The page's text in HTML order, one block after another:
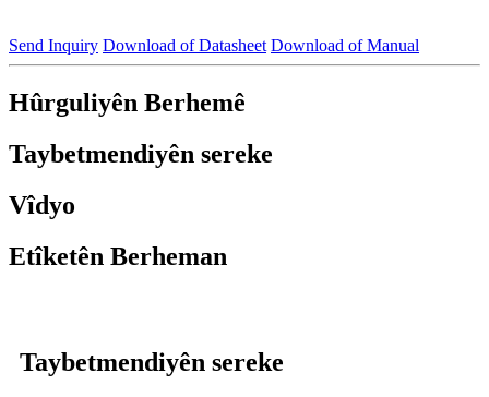
Send Inquiry Download of Datasheet Download of Manual
Hûrguliyên Berhemê
Taybetmendiyên sereke
Vîdyo
Etîketên Berheman
Taybetmendiyên sereke